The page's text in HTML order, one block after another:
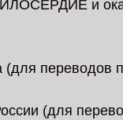
и
(для переводов
(для